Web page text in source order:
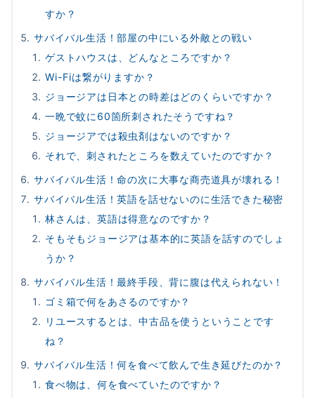
すか？
サバイバル生活！部屋の中にいる外敵との戦い
ゲストハウスは、どんなところですか？
Wi-Fiは繋がりますか？
ジョージアは日本との時差はどのくらいですか？
一晩で蚊に60箇所刺されたそうですね？
ジョージアでは殺虫剤はないのですか？
それで、刺されたところを数えていたのですか？
サバイバル生活！命の次に大事な商売道具が壊れる！
サバイバル生活！英語を話せないのに生活できた秘密
林さんは、英語は得意なのですか？
そもそもジョージアは基本的に英語を話すのでしょ
うか？
サバイバル生活！最終手段、背に腹は代えられない！
ゴミ箱で何をあさるのですか？
リユースするとは、中古品を使うということです
ね？
サバイバル生活！何を食べて飲んで生き延びたのか？
食べ物は、何を食べていたのですか？